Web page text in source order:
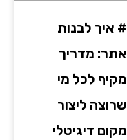
# איך לבנות
אתר: מדריך
מקיף לכל מי
שרוצה ליצור
מקום דיגיטלי